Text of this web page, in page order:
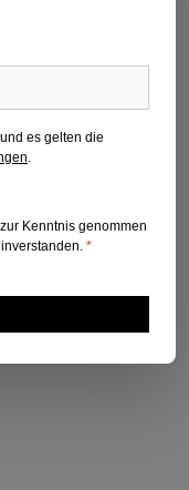
MITTEL
es gelten die
.
zur Kenntnis genommen
*